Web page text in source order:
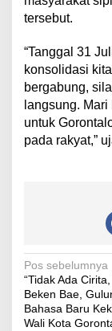
tersebut.
“Tanggal 31
konsolidasi
bergabung,
langsung.
untuk
pada rakyat,”
N
a
v
Pos sebelumnya
“Tidak Ada
Beken Bae,
Bahasa Baru
Wali Kota